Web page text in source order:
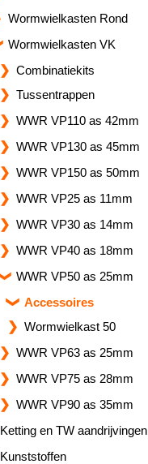
Wormwielkasten Rond
Wormwielkasten VK
Combinatiekits
Tussentrappen
WWR VP110 as 42mm
WWR VP130 as 45mm
WWR VP150 as 50mm
WWR VP25 as 11mm
WWR VP30 as 14mm
WWR VP40 as 18mm
WWR VP50 as 25mm
Accessoires
Wormwielkast 50
WWR VP63 as 25mm
WWR VP75 as 28mm
WWR VP90 as 35mm
Ketting en TW aandrijvingen
Kunststoffen